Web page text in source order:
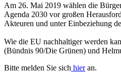
Am 26. Mai 2019 wählen die
Agenda 2030 vor großen
Akteuren und unter Einbeziehung
Wie die EU nachhaltiger werden
(Bündnis 90/Die Grünen) und
Bitte melden Sie sich hier an.